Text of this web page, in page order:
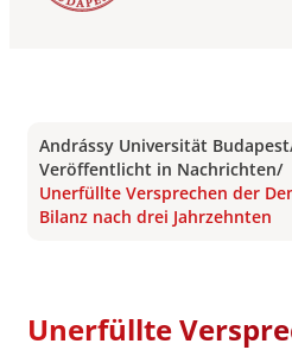
Andrássy Universität Budapest
Veröffentlicht in Nachrichten/
Unerfüllte Versprechen der
Bilanz nach drei Jahrzehnten
Unerfüllte